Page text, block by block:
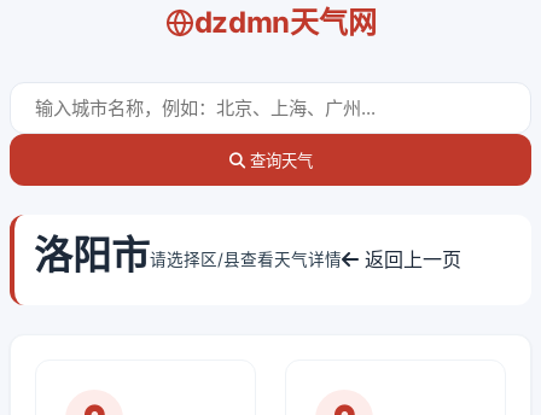
dzdmn天气网
查询天气
洛阳市请选择区/县查看天气详情 返回上一页